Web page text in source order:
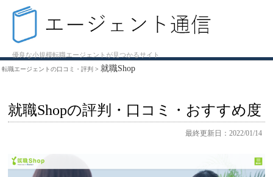
優良な小規模転職エージェントが見つかるサイト
転職エージェントの口コミ・評判 > 就職Shop
就職Shopの評判・口コミ・おすすめ度
最終更新日：2022/01/14